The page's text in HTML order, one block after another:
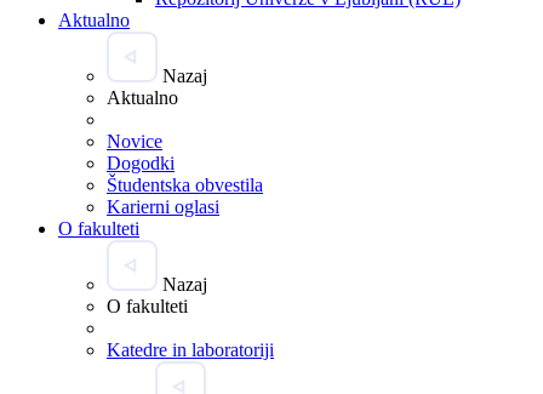
Aktualno
Nazaj
Aktualno
Novice
Dogodki
Študentska obvestila
Karierni oglasi
O fakulteti
Nazaj
O fakulteti
Katedre in laboratoriji